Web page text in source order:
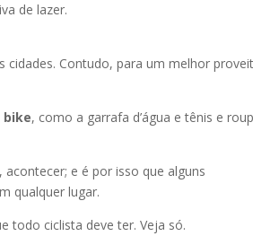
de lazer.
Contudo, para um melhor
bike, como a garrafa d’água e tênis e
e é por isso que alguns
qualquer lugar.
todo ciclista deve ter. Veja só.